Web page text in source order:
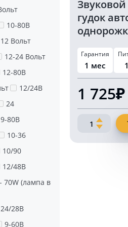
сигнала важно учитывать тип
звуковых дудок,
всем требованиям и
сигналы для грузовиков,
нержавеющей
дБ.
магазин предлагает доставку
10-80В
12 Вольт
12-24 Вольт
12-80В
12/24В
24
9-80В
10-36
10/90
12/48В
70W (лампа в
24/28В
9-60В
гудок
150db 12
Гарантия
1 мес
1 725₽
Количество
Звуковой